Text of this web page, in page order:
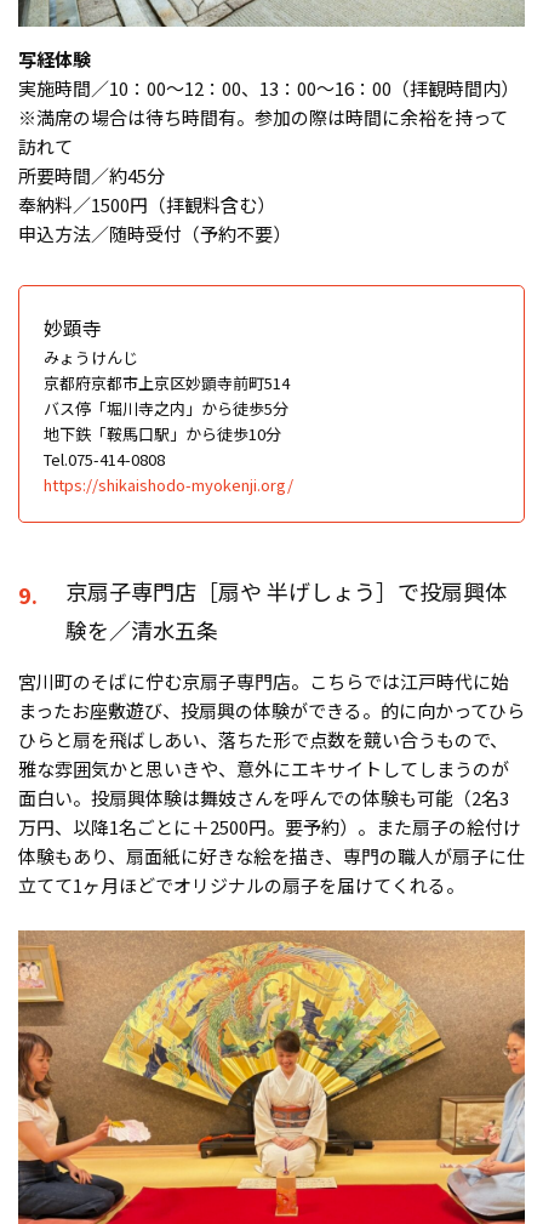
写経体験
実施時間／10：00～12：00、13：00～16：00（拝観時間内）
※満席の場合は待ち時間有。参加の際は時間に余裕を持って
訪れて
所要時間／約45分
奉納料／1500円（拝観料含む）
申込方法／随時受付（予約不要）
妙顕寺
みょうけんじ
京都府京都市上京区妙顕寺前町514
バス停「堀川寺之内」から徒歩5分
地下鉄「鞍馬口駅」から徒歩10分
Tel.075-414-0808
https://shikaishodo-myokenji.org/
9.
京扇子専門店［扇や 半げしょう］で投扇興体
験を／清水五条
宮川町のそばに佇む京扇子専門店。こちらでは江戸時代に始
まったお座敷遊び、投扇興の体験ができる。的に向かってひら
ひらと扇を飛ばしあい、落ちた形で点数を競い合うもので、
雅な雰囲気かと思いきや、意外にエキサイトしてしまうのが
面白い。投扇興体験は舞妓さんを呼んでの体験も可能（2名3
万円、以降1名ごとに＋2500円。要予約）。また扇子の絵付け
体験もあり、扇面紙に好きな絵を描き、専門の職人が扇子に仕
立てて1ヶ月ほどでオリジナルの扇子を届けてくれる。